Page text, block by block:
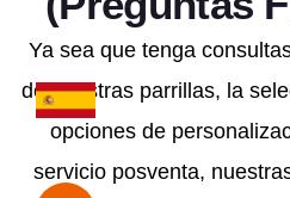
Ya sea que tenga
de nuestras parrillas, la
opciones de
servicio posventa,